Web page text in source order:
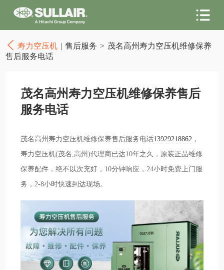
寿力空压机 | 售后服务 > 茂名高州寿力空压机维修保养
售后服务电话
茂名高州寿力空压机维修保养售后
服务电话
茂名高州寿力空压机维修保养售后服务电话13929218862 ，
寿力空压机(茂名,高州)代理商已达10年之久，原装正品维修
保养配件，绝不以次充好，10分钟响应，24小时免费上门服
务，2-8小时快速到达现场。